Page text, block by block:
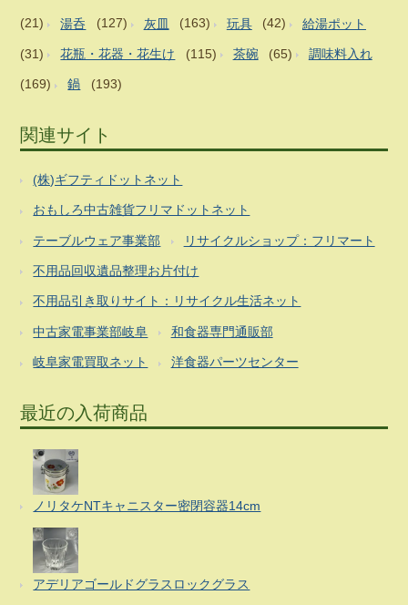
(21) 湯呑 (127) 灰皿 (163) 玩具 (42) 給湯ポット
(31) 花瓶・花器・花生け (115) 茶碗 (65) 調味料入れ
(169) 鍋 (193)
関連サイト
(株)ギフティドットネット
おもしろ中古雑貨フリマドットネット
テーブルウェア事業部 リサイクルショップ：フリマート
不用品回収遺品整理お片付け
不用品引き取りサイト：リサイクル生活ネット
中古家電事業部岐阜 和食器専門通販部
岐阜家電買取ネット 洋食器パーツセンター
最近の入荷商品
ノリタケNTキャニスター密閉容器14cm
アデリアゴールドグラスロックグラス